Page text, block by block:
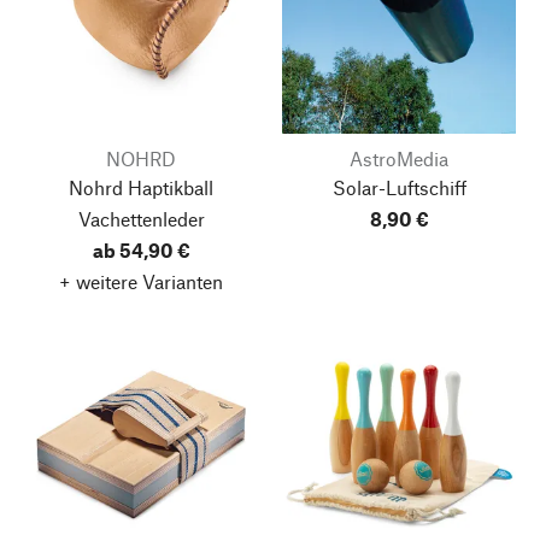
NOHRD
Nohrd Haptikball
Vachettenleder
ab 54,90 €
+ weitere Varianten
AstroMedia
Solar-Luftschiff
8,90 €